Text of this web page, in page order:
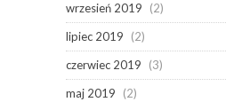
wrzesień 2019
(2)
lipiec 2019
(2)
czerwiec 2019
(3)
maj 2019
(2)